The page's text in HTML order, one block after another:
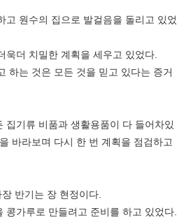
고 원수의 집으로 발걸음을 돌리고 있었
욱더 치밀한 계획을 세우고 있었다.
하는 것은 모든 것을 믿고 있다는 증거
집기류 비품과 생활용품이 다 들어차있
바라보며 다시 한 번 계획을 점검하고
반기는 장 현정이다.
콩가루로 만들려고 준비를 하고 있었다.